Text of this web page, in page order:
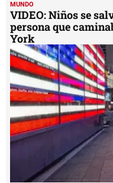
MUNDO
VIDEO: Niños se
persona que
York